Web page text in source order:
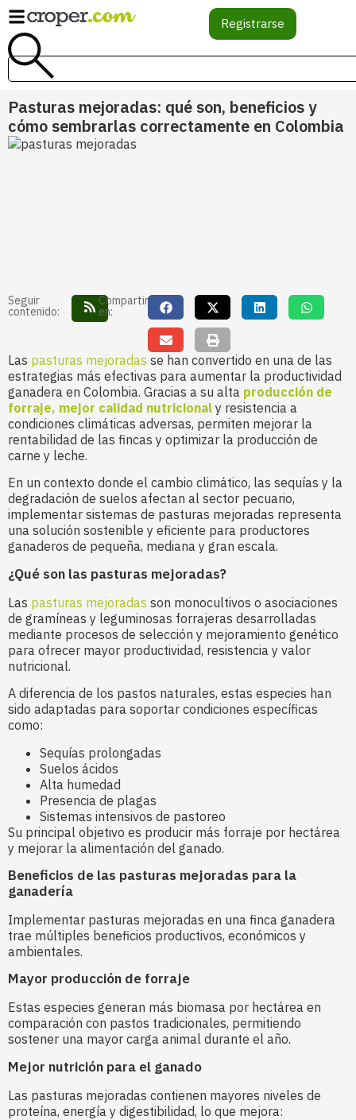
Registrarse
Pasturas mejoradas: qué son, beneficios y
cómo sembrarlas correctamente en Colombia
Seguir
contenido:
Compartir
en:
Las pasturas mejoradas se han convertido en una de las
estrategias más efectivas para aumentar la productividad
ganadera en Colombia. Gracias a su alta producción de
forraje, mejor calidad nutricional y resistencia a
condiciones climáticas adversas, permiten mejorar la
rentabilidad de las fincas y optimizar la producción de
carne y leche.
En un contexto donde el cambio climático, las sequías y la
degradación de suelos afectan al sector pecuario,
implementar sistemas de pasturas mejoradas representa
una solución sostenible y eficiente para productores
ganaderos de pequeña, mediana y gran escala.
¿Qué son las pasturas mejoradas?
Las pasturas mejoradas son monocultivos o asociaciones
de gramíneas y leguminosas forrajeras desarrolladas
mediante procesos de selección y mejoramiento genético
para ofrecer mayor productividad, resistencia y valor
nutricional.
A diferencia de los pastos naturales, estas especies han
sido adaptadas para soportar condiciones específicas
como:
Sequías prolongadas
Suelos ácidos
Alta humedad
Presencia de plagas
Sistemas intensivos de pastoreo
Su principal objetivo es producir más forraje por hectárea
y mejorar la alimentación del ganado.
Beneficios de las pasturas mejoradas para la
ganadería
Implementar pasturas mejoradas en una finca ganadera
trae múltiples beneficios productivos, económicos y
ambientales.
Mayor producción de forraje
Estas especies generan más biomasa por hectárea en
comparación con pastos tradicionales, permitiendo
sostener una mayor carga animal durante el año.
Mejor nutrición para el ganado
Las pasturas mejoradas contienen mayores niveles de
proteína, energía y digestibilidad, lo que mejora: